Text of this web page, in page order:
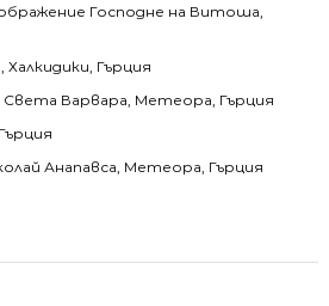
Господне на Витоша,
Гърция
Света Варвара, Метеора, Гърция
Анапавса, Метеора, Гърция